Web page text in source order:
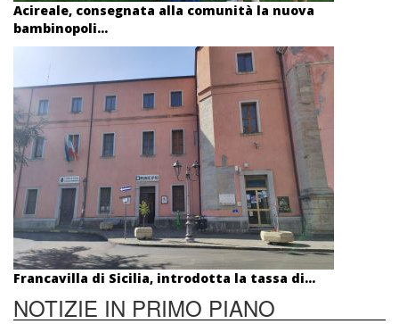
Acireale, consegnata alla comunità la nuova
bambinopoli...
Francavilla di Sicilia, introdotta la tassa di...
NOTIZIE IN PRIMO PIANO